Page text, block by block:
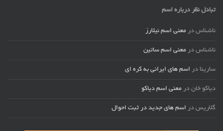
تبادل نظر درباره اسم
ناشناس در معنی اسم نیلارز
ناشناس در معنی اسم ساتین
سارینا در اسم های ایرانی به کره ای
دیاکو خان در معنی اسم دیاکو
گلاریس در اسم های جدید در ثبت احوال